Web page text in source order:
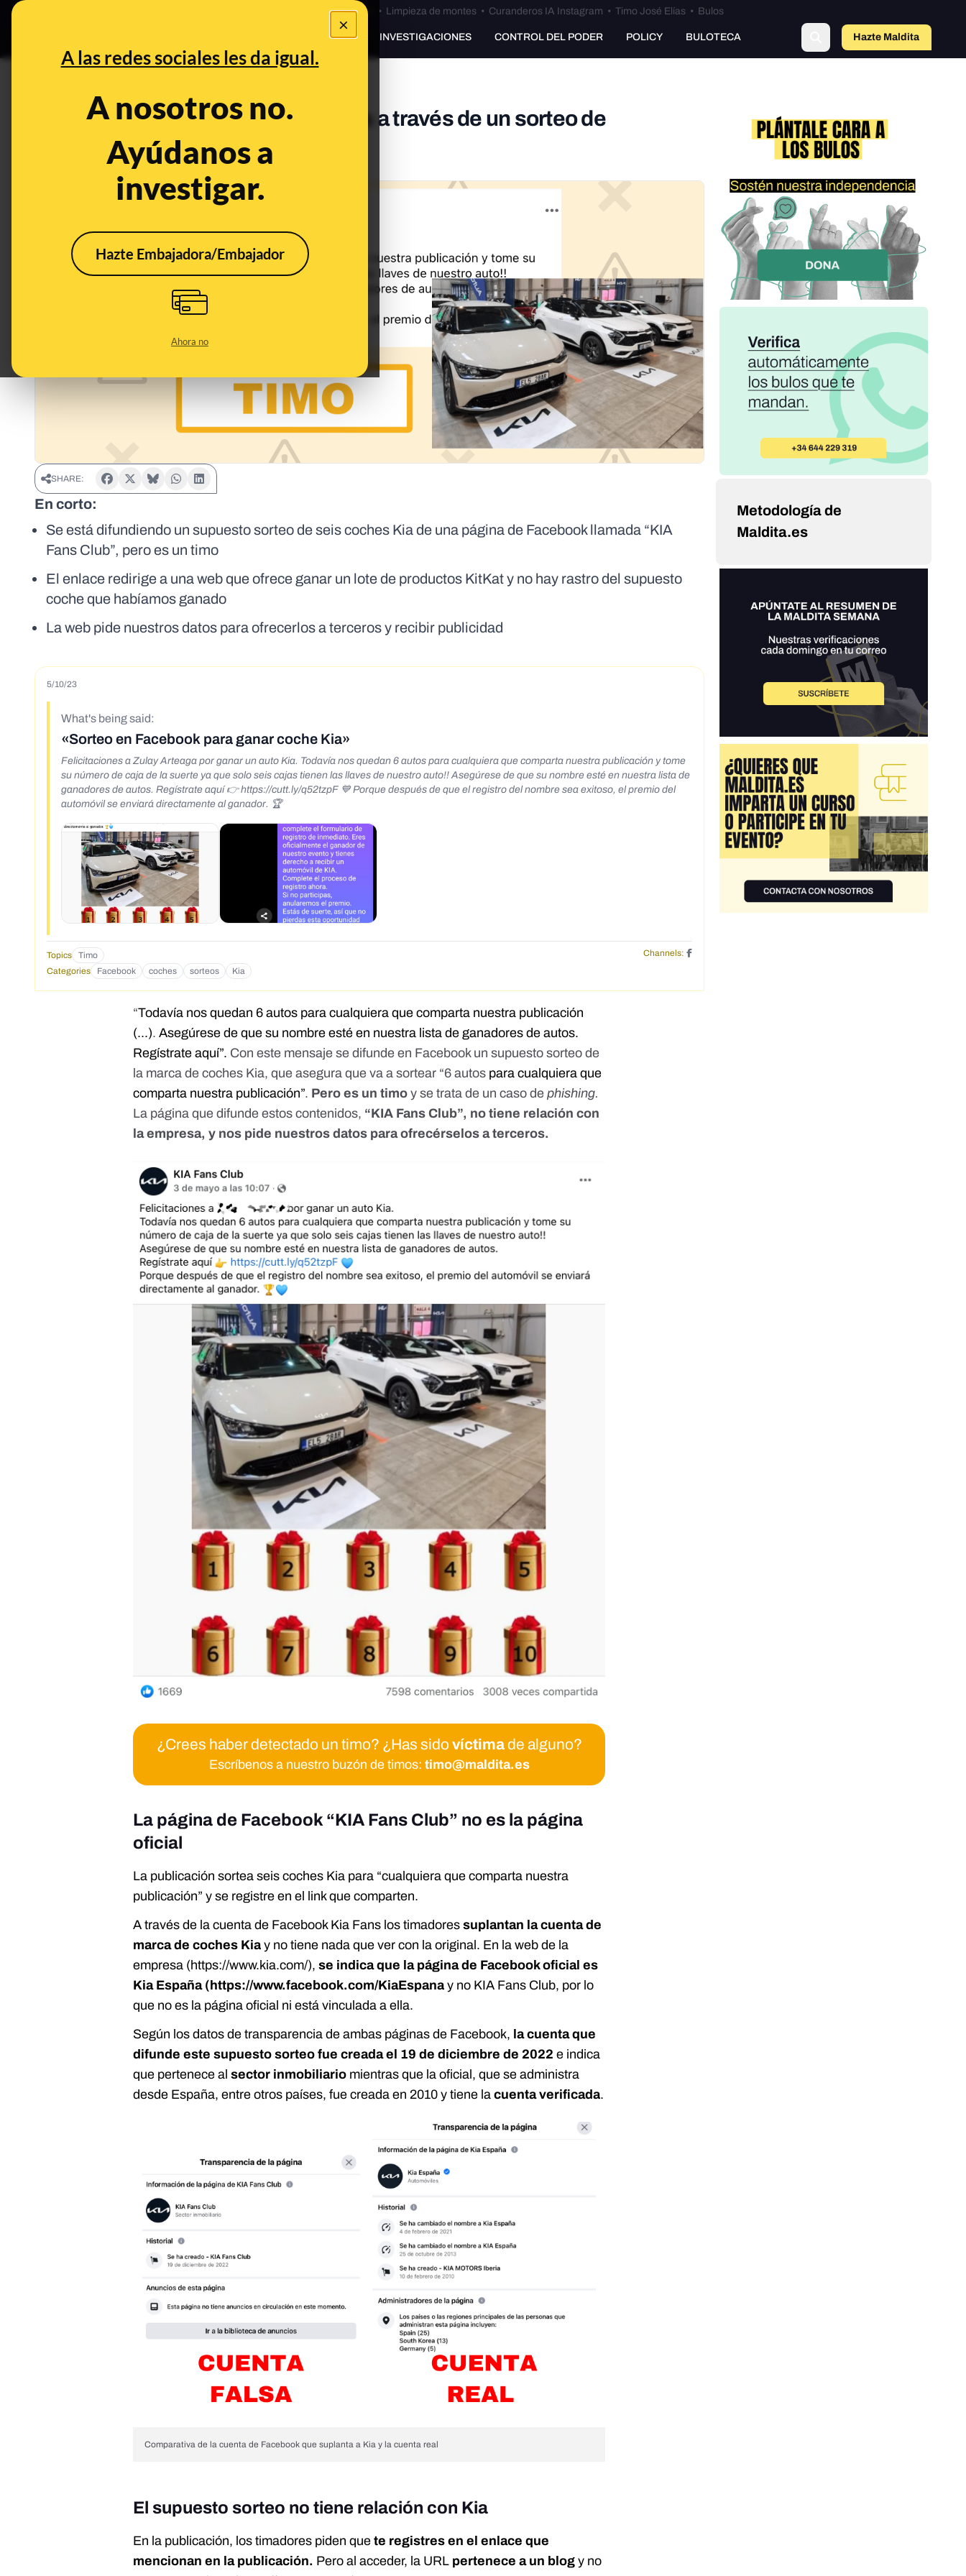
×
A las redes sociales les da igual.
A nosotros no.
Ayúdanos a
investigar.
Hazte Embajadora/Embajador
Ahora no
Bulos Ceuta • Limpieza de montes• Curanderos IA Instagram • Timo José Elías• Bulos
PREBUNKING INVESTIGACIONES CONTROL DEL PODER POLICY BULOTECA Hazte Maldito
No, Kia no está regalando 6 coches a través de un sorteo de
Facebook: es ‘phishing’
May 10, 2023, 1:18:36 PM
SHARE:
En corto:
Se está difundiendo un supuesto sorteo de seis coches Kia de una página de Facebook llamada “KIA
Fans Club”, pero es un timo
El enlace redirige a una web que ofrece ganar un lote de productos KitKat y no hay rastro del supuesto
coche que habíamos ganado
La web pide nuestros datos para ofrecerlos a terceros y recibir publicidad
5/10/23
What's being said:
«Sorteo en Facebook para ganar coche Kia»
Felicitaciones a Zulay Arteaga por ganar un auto Kia. Todavía nos quedan 6 autos para cualquiera que comparta nuestra publicación y tome
su número de caja de la suerte ya que solo seis cajas tienen las llaves de nuestro auto!! Asegúrese de que su nombre esté en nuestra lista de
ganadores de autos. Regístrate aquí 👉 https://cutt.ly/q52tzpF 💙 Porque después de que el registro del nombre sea exitoso, el premio del
automóvil se enviará directamente al ganador. 🏆
Topics Timo
Channels:
Categories
Facebook coches sorteos Kia
“Todavía nos quedan 6 autos para cualquiera que comparta nuestra publicación
(...).Asegúrese de que su nombre esté en nuestra lista de ganadores de autos.
Regístrate aquí”. Con este mensaje se difunde en Facebook un supuesto sorteo de
la marca de coches Kia, que asegura que va a sortear “6 autos para cualquiera que
comparta nuestra publicación”. Pero es un timo y se trata de un caso dephishing.
La página que difunde estos contenidos, “KIA Fans Club”, no tiene relación con
la empresa, y nos pide nuestros datos paraofrecérselos a terceros.
¿Crees haber detectado un timo? ¿Has sidovíctimade alguno?
Escríbenos a nuestro buzón de timos: timo@maldita.es
La página de Facebook “KIA Fans Club” no es la página
oficial
La publicación sortea seis coches Kia para “cualquiera que comparta nuestra
publicación” y se registre en el link que comparten.
A través de la cuenta de Facebook Kia Fans los timadores suplantan la cuenta de
marca de coches Kia y no tiene nada que ver con la original. En la web de la
empresa (https://www.kia.com/),se indica que la página de Facebook oficial es
Kia España (https://www.facebook.com/KiaEspana y no KIA Fans Club, por lo
que no es la página oficial ni está vinculada a ella.
Según los datos de transparencia de ambas páginas de Facebook, la cuenta que
difunde este supuesto sorteo fue creada el 19 de diciembre de 2022 e indica
que pertenece alsector inmobiliario mientras que la oficial, que se administra
desde España, entre otros países, fue creada en 2010 y tiene lacuenta verificada.
Comparativa de la cuenta de Facebook que suplanta a Kia y la cuenta real
El supuesto sorteo no tiene relación con Kia
En la publicación, los timadores piden quete registres en el enlace que
mencionan en la publicación. Pero al acceder, la URL pertenece a un blog y no
Metodología de
Maldita.es